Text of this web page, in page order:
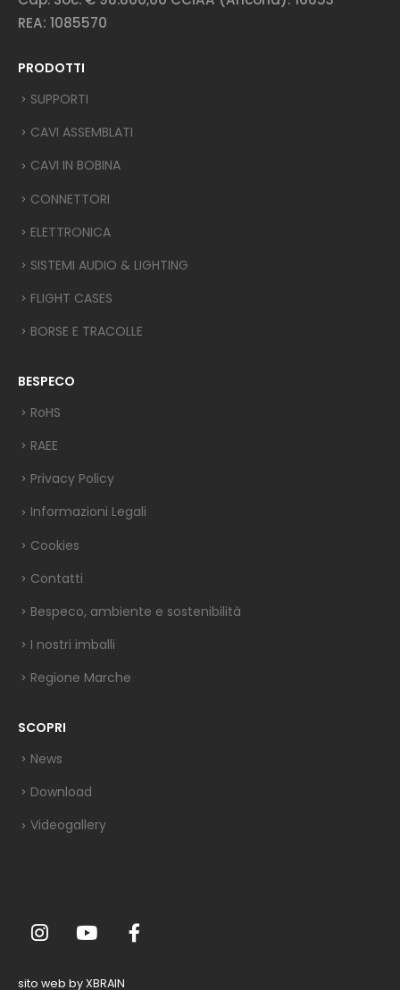
REA: 1085570
PRODOTTI
SUPPORTI
CAVI ASSEMBLATI
CAVI IN BOBINA
CONNETTORI
ELETTRONICA
SISTEMI AUDIO & LIGHTING
FLIGHT CASES
BORSE E TRACOLLE
BESPECO
RoHS
RAEE
Privacy Policy
Informazioni Legali
Cookies
Contatti
Bespeco, ambiente e sostenibilità
I nostri imballi
Regione Marche
SCOPRI
News
Download
Videogallery
sito web by XBRAIN